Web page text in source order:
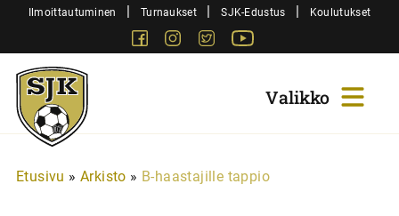
SiirryIlmoittautuminen | Turnaukset | SJK-Edustus | Koulutukset
FacebookInstagram
Twitter
Sjk-
Juniorit
Etusivu » Arkisto » B-haastajille tappio